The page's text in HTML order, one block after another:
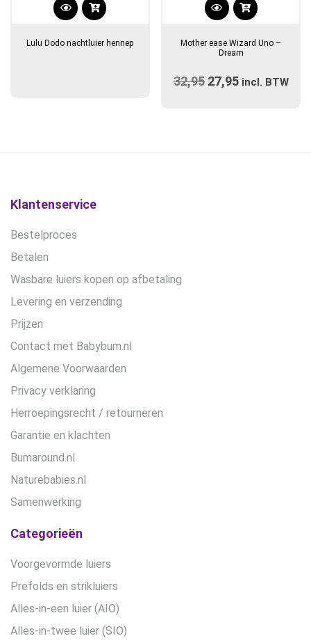
Lulu Dodo nachtluier hennep
Dit
heeft
variaties.
Mother ease Wizard Uno –
Dream
32,95 Oorspronkelijke
27,95Huidige
incl. BTW
Klantenservice
Bestelproces
Betalen
Wasbare luiers kopen op afbetaling
Levering en verzending
Prijzen
Contact met Babybum.nl
Algemene Voorwaarden
Privacy verklaring
Herroepingsrecht / retourneren
Garantie en klachten
Bumaround.nl
Naturebabies.nl
Samenwerking
Categorieën
Voorgevormde luiers
Prefolds en strikluiers
Alles-in-een luier (AIO)
Alles-in-twee luier (SIO)